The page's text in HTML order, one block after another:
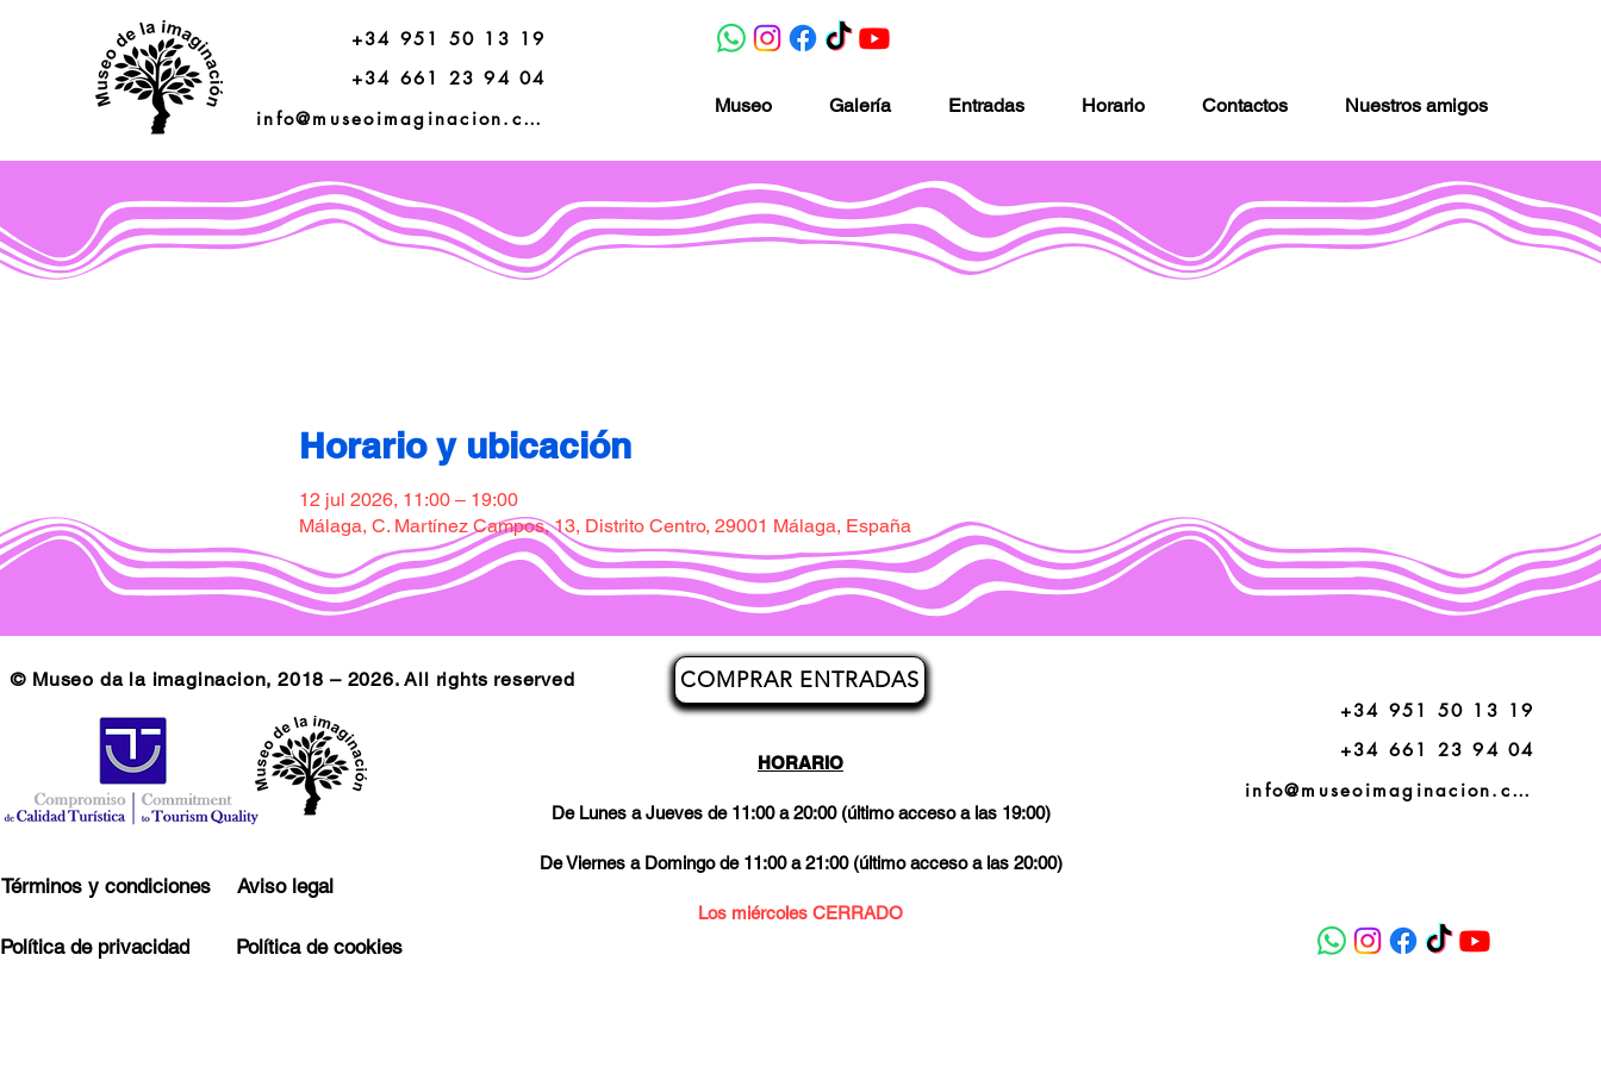
+34 951 50 13 19
+34 661 23 94 04
info@museoimaginacion.com
Museo Galería Entradas Horario Contactos Nuestros amigos
Horario y ubicación
12 jul 2026, 11:00 – 19:00
Málaga, C. Martínez Campos, 13, Distrito Centro, 29001 Málaga, España
HORARIO
De Lunes a Jueves de 11:00 a 20:00 (último acceso a las 19:00)
De Viernes a Domingo de 11:00 a 21:00 (último acceso a las 20:00)
Los miércoles CERRADO
COMPRAR ENTRADAS
© Museo da la imaginacion, 2018 – 2026. All rights reserved
Términos y condiciones
Política de privacidad
Aviso legal
Política de cookies
+34 951 50 13 19
+34 661 23 94 04
info@museoimaginacion.com